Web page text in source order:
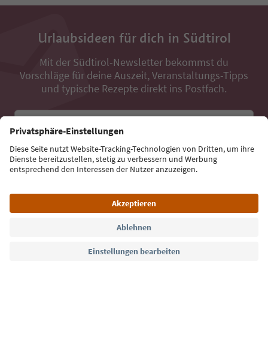
Urlaubsideen für dich in Südtirol
Mit der Südtirol-Newsletter bekommst du
Vorschläge für deine Auszeit, Veranstaltungs-Tipps
und typische Rezepte direkt ins Postfach.
Jetzt anmelden